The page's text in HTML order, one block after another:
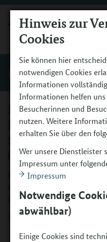
Hinweis zur
Cookies
Sie können hier
notwendigen Cookies
Informationen
Informationen helfen uns
Besucherinnen und
nutzen. Weitere
erhalten Sie über den
Wer unsere Dienstleister
Impressum unter
Impressum
Notwendige
abwählbar)
Einige Cookies sind
Programm
Flyer: „Kultur
Bündnisse für
für mehr
(BMBFSFJ,
Flyer: „Kultur macht stark.
Gemeinsam für mehr
Oktober, 2025)
Download (PDF, 2MB,